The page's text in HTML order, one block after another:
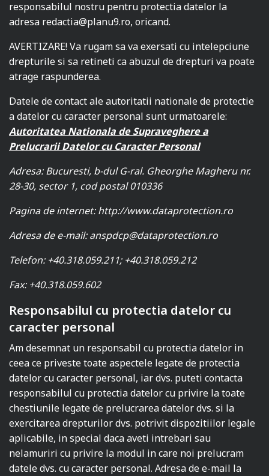
responsabilul nostru pentru protectia datelor la
adresa redactia@planu9.ro, oricand.
AVERTIZARE! Va rugam sa va exersati cu intelepciune
drepturile si sa retineti ca abuzul de drepturi va poate
atrage raspunderea.
Datele de contact ale autoritatii nationale de protectie
a datelor cu caracter personal sunt urmatoarele:
Autoritatea Nationala de Supraveghere a
Prelucrarii Datelor cu Caracter Personal
Adresa: Bucuresti, b-dul G-ral. Gheorghe Magheru nr.
28-30, sector 1, cod postal 010336
Pagina de internet: http://www.dataprotection.ro
Adresa de e-mail:anspdcp@dataprotection.ro
Telefon: +40.318.059.211; +40.318.059.212
Fax: +40.318.059.602
Responsabilul cu protectia datelor cu
caracter personal
Am desemnat un responsabil cu protectia datelor in
ceea ce priveste toate aspectele legate de protectia
datelor cu caracter personal, iar dvs. puteti contacta
responsabilul cu protectia datelor cu privire la toate
chestiunile legate de prelucrarea datelor dvs. si la
exercitarea drepturilor dvs. potrivit dispozitiilor legale
aplicabile, in special daca aveti intrebari sau
nelamuriri cu privire la modul in care noi prelucram
datele dvs. cu caracter personal. Adresa de e-mail la